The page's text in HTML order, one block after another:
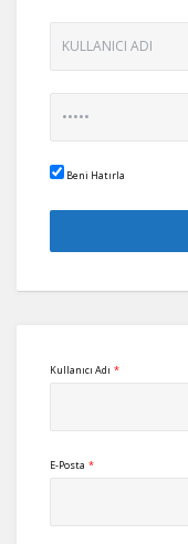
Beni Hatırla
Kullanıcı Adı *
E-Posta *